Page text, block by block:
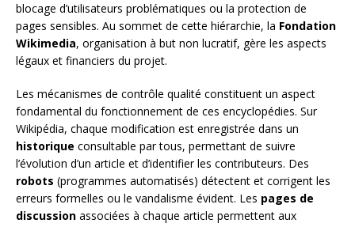
blocage d’utilisateurs problématiques ou la protection de
pages sensibles. Au sommet de cette hiérarchie, la Fondation
Wikimedia, organisation à but non lucratif, gère les aspects
légaux et financiers du projet.
Les mécanismes de contrôle qualité constituent un aspect
fondamental du fonctionnement de ces encyclopédies. Sur
Wikipédia, chaque modification est enregistrée dans un
historique consultable par tous, permettant de suivre
l’évolution d’un article et d’identifier les contributeurs. Des
robots (programmes automatisés) détectent et corrigent les
erreurs formelles ou le vandalisme évident. Les pages de
discussion associées à chaque article permettent aux